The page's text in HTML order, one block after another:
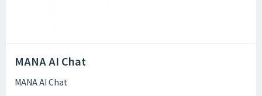
MANA AI Chat
MANA AI Chat